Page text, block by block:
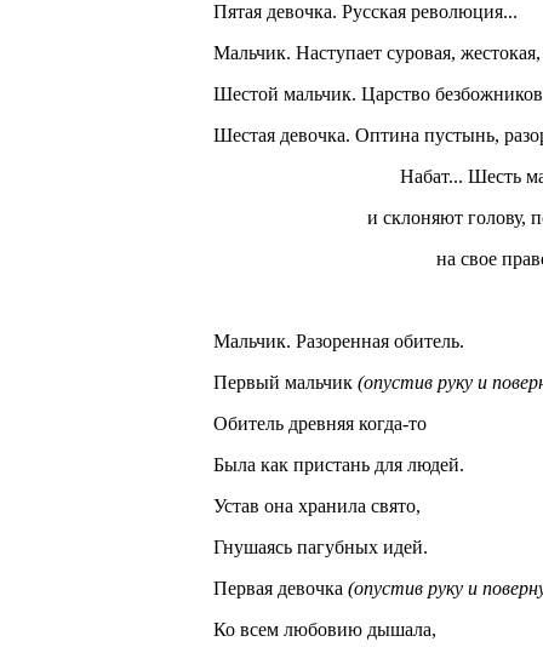
Пятая девочка. Русская революция...
Мальчик. Наступает суровая,
Шестой мальчик. Царство
Шестая девочка. Оптина пустынь,
Набат... Шесть
и склоняют голову,
на свое
Мальчик. Разоренная обитель.
Первый мальчик (опустив руку и
Обитель древняя когда-то
Была как пристань для людей.
Устав она хранила свято,
Гнушаясь пагубных идей.
Первая девочка (опустив руку и
Ко всем любовию дышала,